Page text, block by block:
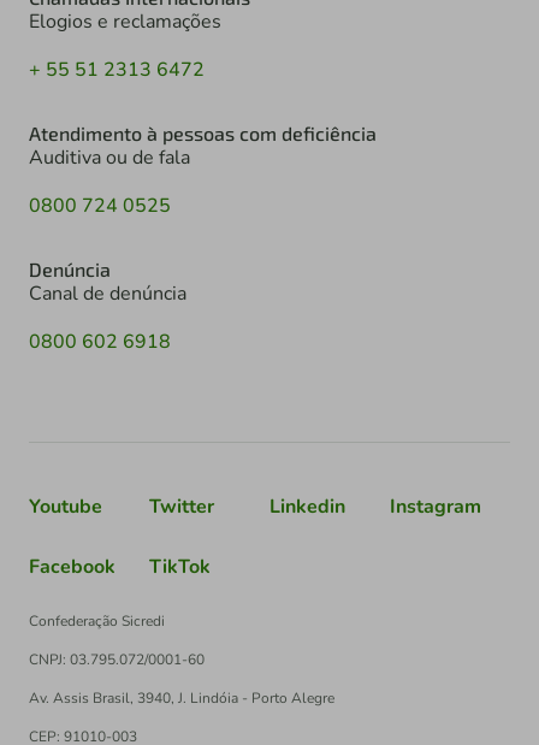
Elogios e reclamações
+ 55 51 2313 6472
Atendimento à pessoas com deficiência
Auditiva ou de fala
0800 724 0525
Denúncia
Canal de denúncia
0800 602 6918
Youtube Twitter Linkedin Instagram
Facebook TikTok
Confederação Sicredi
CNPJ: 03.795.072/0001-60
Av. Assis Brasil, 3940, J. Lindóia - Porto Alegre
CEP: 91010-003